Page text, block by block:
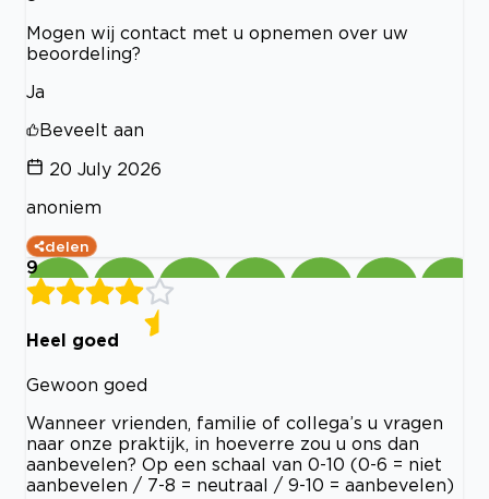
Mogen wij contact met u opnemen over uw
beoordeling?
Ja
Beveelt aan
20 July 2026
anoniem
delen
9
Heel goed
Gewoon goed
Wanneer vrienden, familie of collega’s u vragen
naar onze praktijk, in hoeverre zou u ons dan
aanbevelen? Op een schaal van 0-10 (0-6 = niet
aanbevelen / 7-8 = neutraal / 9-10 = aanbevelen)